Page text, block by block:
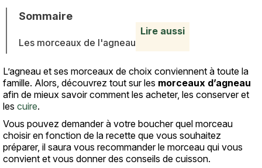
Sommaire
Les morceaux de l'agneau
Lire aussi
Texte
L’agneau et ses morceaux de choix conviennent à toute la
famille. Alors, découvrez tout sur les morceaux d’agneau
afin de mieux savoir comment les acheter, les conserver et
les cuire.
Vous pouvez demander à votre boucher quel morceau
choisir en fonction de la recette que vous souhaitez
préparer, il saura vous recommander le morceau qui vous
convient et vous donner des conseils de cuisson.